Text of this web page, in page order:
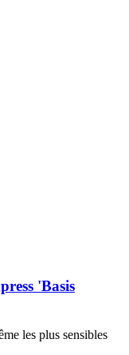
'Basis
les plus sensibles